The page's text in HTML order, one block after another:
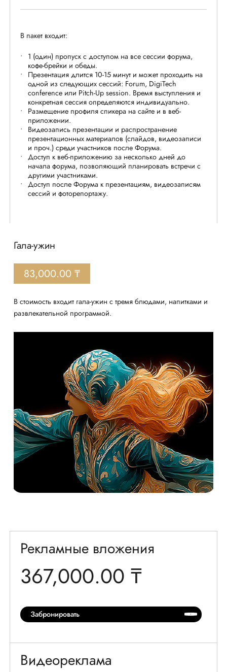
В пакет входит:
1 (один) пропуск с доступом на все сессии форума,
кофе-брейки и обеды.
Презентация длится 10-15 минут и может проходить на
одной из следующих сессий: Forum, DigiTech
conference или Pitch-Up session. Время выступления и
конкретная сессия определяются индивидуально.
Размещение профиля спикера на сайте и в веб-
приложении.
Видеозапись презентации и распространение
презентационных материалов (слайдов, видеозаписи
и проч.) среди участников после Форума.
Доступ к веб-приложению за несколько дней до
начала форума, позволяющий планировать встречи с
другими участниками.
Доступ после Форума к презентациям, видеозаписям
сессий и фоторепортажу.
Гала-ужин
83,000.00 ₸
В стоимость входит гала-ужин с тремя блюдами, напитками и
развлекательной программой.
Рекламные вложения
367,000.00 ₸
Забронировать
Видеореклама